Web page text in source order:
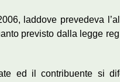
laddove prevedeva
previsto dalla legge
ed il contribuente si